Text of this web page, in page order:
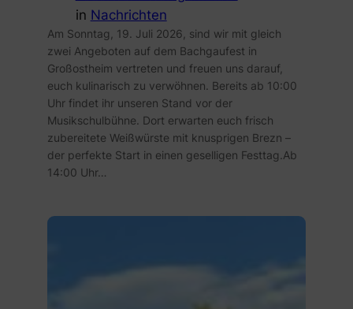
in Nachrichten
Am Sonntag, 19. Juli 2026, sind wir mit gleich
zwei Angeboten auf dem Bachgaufest in
Großostheim vertreten und freuen uns darauf,
euch kulinarisch zu verwöhnen. Bereits ab 10:00
Uhr findet ihr unseren Stand vor der
Musikschulbühne. Dort erwarten euch frisch
zubereitete Weißwürste mit knusprigen Brezn –
der perfekte Start in einen geselligen Festtag.Ab
14:00 Uhr…